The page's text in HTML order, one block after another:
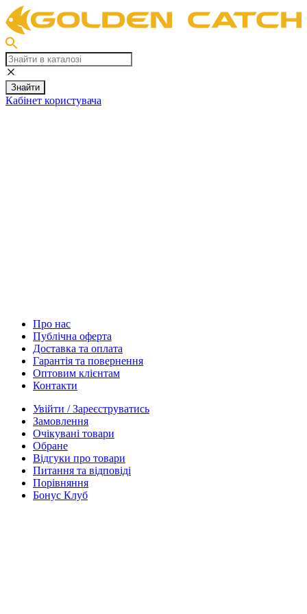
Знайти
Кабінет користувача
Про нас
Публічна оферта
Доставка та оплата
Гарантія та повернення
Оптовим клієнтам
Контакти
Увійти / Зареєструватись
Замовлення
Очікувані товари
Обране
Відгуки про товари
Питання та відповіді
Порівняння
Бонус Клуб